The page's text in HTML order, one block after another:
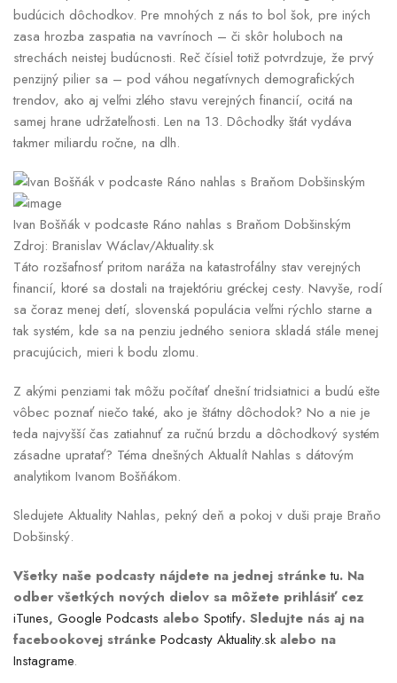
budúcich dôchodkov. Pre mnohých z nás to bol šok, pre iných
zasa hrozba zaspatia na vavrínoch – či skôr holuboch na
strechách neistej budúcnosti. Reč čísiel totiž potvrdzuje, že prvý
penzijný pilier sa – pod váhou negatívnych demografických
trendov, ako aj veľmi zlého stavu verejných financií, ocitá na
samej hrane udržateľnosti. Len na 13. Dôchodky štát vydáva
takmer miliardu ročne, na dlh.
Ivan Bošňák v podcaste Ráno nahlas s Braňom Dobšinským
Zdroj: Branislav Wáclav/Aktuality.sk
Táto rozšafnosť pritom naráža na katastrofálny stav verejných
financií, ktoré sa dostali na trajektóriu gréckej cesty. Navyše, rodí
sa čoraz menej detí, slovenská populácia veľmi rýchlo starne a
tak systém, kde sa na penziu jedného seniora skladá stále menej
pracujúcich, mieri k bodu zlomu.
Z akými penziami tak môžu počítať dnešní tridsiatnici a budú ešte
vôbec poznať niečo také, ako je štátny dôchodok? No a nie je
teda najvyšší čas zatiahnuť za ručnú brzdu a dôchodkový systém
zásadne upratať? Téma dnešných Aktualít Nahlas s dátovým
analytikom Ivanom Bošňákom.
Sledujete Aktuality Nahlas, pekný deň a pokoj v duši praje Braňo
Dobšinský.
Všetky naše podcasty nájdete na jednej stránketu. Na
odber všetkých nových dielov sa môžete prihlásiť cez
iTunes, Google Podcasts alebo Spotify. Sledujte nás aj na
facebookovej stránke Podcasty Aktuality.sk alebo na
Instagrame.